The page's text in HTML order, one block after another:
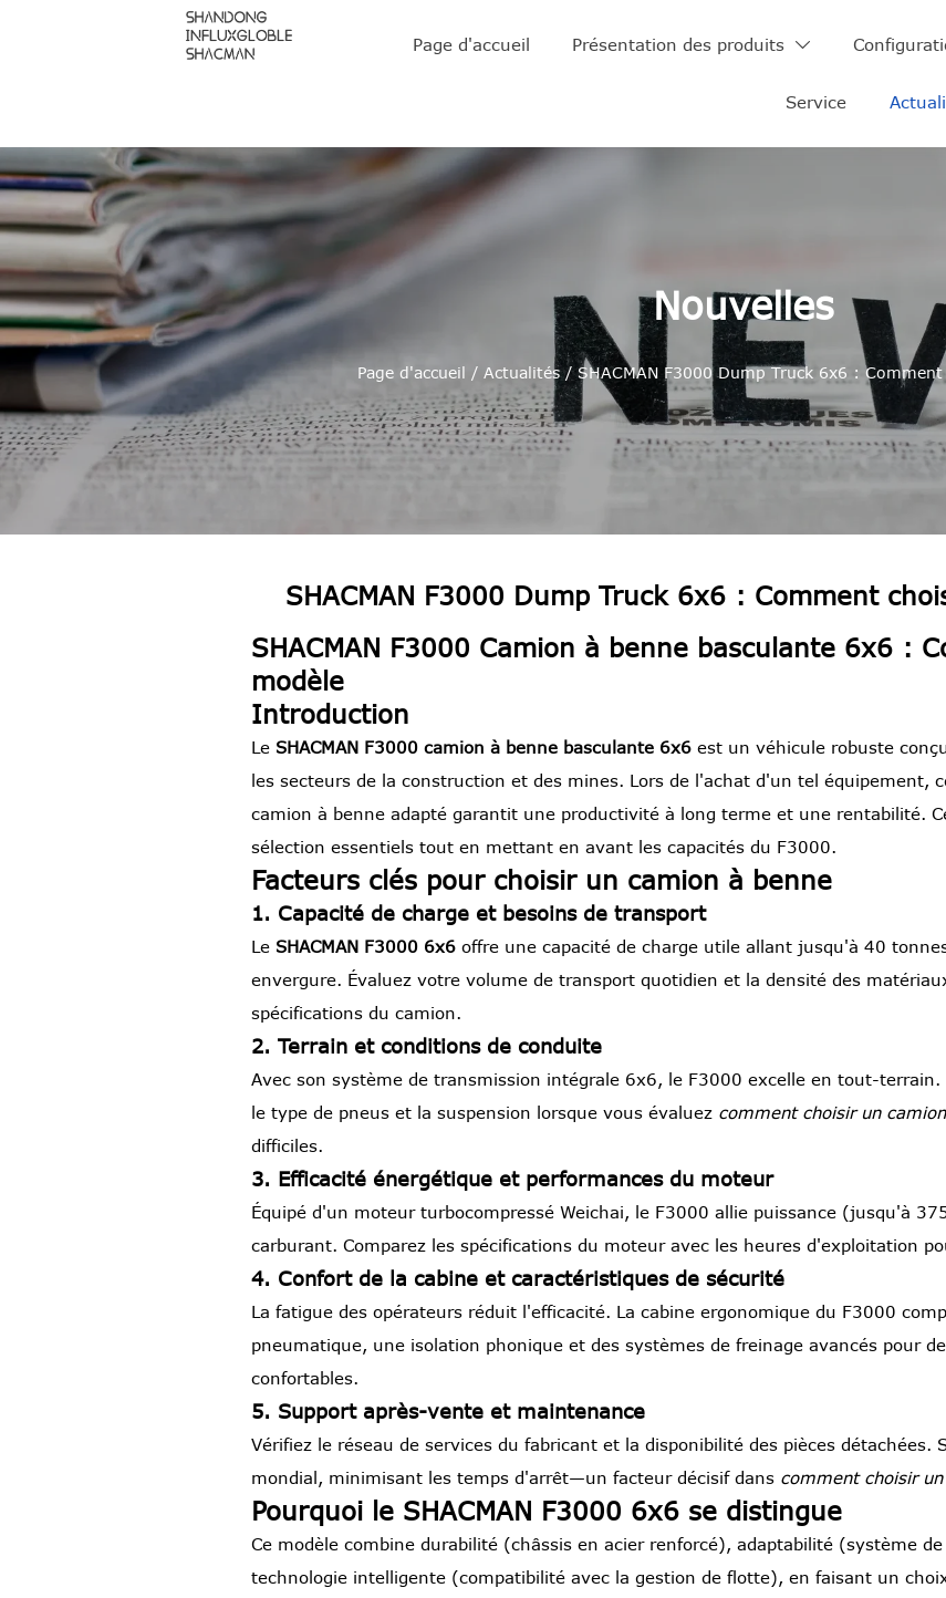
Page d'accueil Présentation des produits 
Service
Nouvelles
Page d'accueil / Actualités/SHACMAN F3000 Dump Truck 6x6 :
SHACMAN F3000 Dump Truck 6x6 : Comment
SHACMAN F3000 Camion à benne basculante 6x6 :
modèle
Introduction
Le SHACMAN F3000 camion à benne basculante 6x6est un véhicule robuste
les secteurs de la construction et des mines. Lors de l'achat d'un tel équipement,
camion à benne adapté garantit une productivité à long terme et une rentabilité.
sélection essentiels tout en mettant en avant les capacités du F3000.
Facteurs clés pour choisir un camion à benne
1. Capacité de charge et besoins de transport
Le SHACMAN F3000 6x6offre une capacité de charge utile allant jusqu'à 40
envergure. Évaluez votre volume de transport quotidien et la densité des
spécifications du camion.
2. Terrain et conditions de conduite
Avec son système de transmission intégrale 6x6, le F3000 excelle en tout-terrain.
le type de pneus et la suspension lorsque vous évaluez comment choisir un
difficiles.
3. Efficacité énergétique et performances du moteur
Équipé d'un moteur turbocompressé Weichai, le F3000 allie puissance (jusqu'à
carburant. Comparez les spécifications du moteur avec les heures d'exploitation
4. Confort de la cabine et caractéristiques de sécurité
La fatigue des opérateurs réduit l'efficacité. La cabine ergonomique du F3000
pneumatique, une isolation phonique et des systèmes de freinage avancés pour
confortables.
5. Support après-vente et maintenance
Vérifiez le réseau de services du fabricant et la disponibilité des pièces détachées.
mondial, minimisant les temps d'arrêt—un facteur décisif dans comment choisir
Pourquoi le SHACMAN F3000 6x6 se distingue
Ce modèle combine durabilité (châssis en acier renforcé), adaptabilité (système
technologie intelligente (compatibilité avec la gestion de flotte), en faisant un